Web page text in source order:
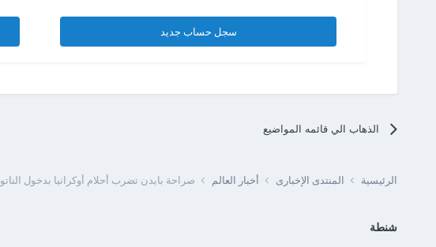
سجل حساب جديد
الذهاب الي قائمه المواضيع
الرئيسية المنتدى الإخبارى أخبار العالم صراحة بايدن تضرب أحلام أوكرانيا بدخول الناتو
شنطة